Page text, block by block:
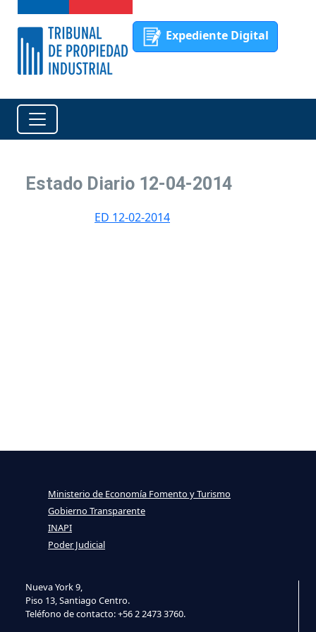
Expediente Digital
Estado Diario 12-04-2014
ED 12-02-2014
Nueva York 9,
Piso 13, Santiago Centro.
Teléfono de contacto: +56 2 2473 3760.
Ministerio de Economía Fomento y Turismo
Gobierno Transparente
INAPI
Poder Judicial